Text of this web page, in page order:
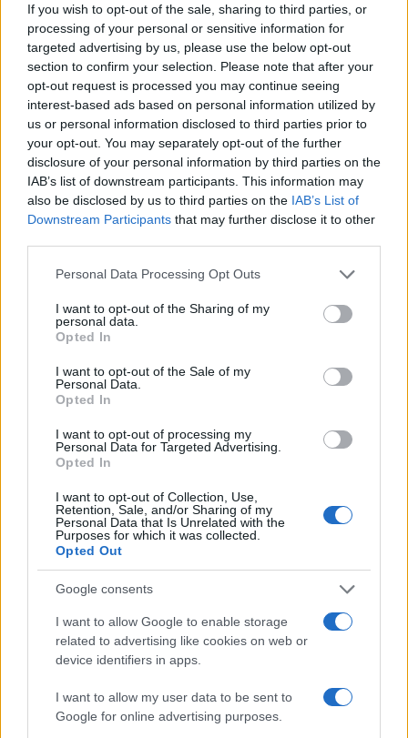
If you wish to opt-out of the sale, sharing to third parties, or
processing of your personal or sensitive information for
targeted advertising by us, please use the below opt-out
section to confirm your selection. Please note that after your
opt-out request is processed you may continue seeing
interest-based ads based on personal information utilized by
us or personal information disclosed to third parties prior to
your opt-out. You may separately opt-out of the further
disclosure of your personal information by third parties on the
IAB’s list of downstream participants. This information may
also be disclosed by us to third parties on the IAB’s List of
Downstream Participants that may further disclose it to other
Please note that this website/app uses one or more Google
not limited to your visit or usage behaviour. You may click to
grant or deny consent to Google and its third-party tags to
use your data for below specified purposes in below Google
consent section.
Personal Data Processing Opt Outs
I want to opt-out of the Sharing of my
personal data.
Opted In
I want to opt-out of the Sale of my
Personal Data.
Opted In
I want to opt-out of processing my
Personal Data for Targeted Advertising.
Opted In
I want to opt-out of Collection, Use,
Retention, Sale, and/or Sharing of my
Personal Data that Is Unrelated with the
Purposes for which it was collected.
Opted Out
Google consents
I want to allow Google to enable storage
related to advertising like cookies on web or
device identifiers in apps.
I want to allow my user data to be sent to
Google for online advertising purposes.
cliccandoqui
TEMI:
Capitaneria Di Porto Olbia.
Comandante Paolo Bianca
Dispersi Olbia
Fratelli Olbia
Giueppe Deinaa
Lorenzo Deiana
Notizie Gallura
Notizie Golfo Aranci
Notizie Olbia
Notizie Padru
Notizie Sardegna
Pescatori Olbia
Polizia Olbia
Ricerche Capo Figari
Scomparsi Olbia
Stivali Olbia
Vigili Del Fuoco Olbia
Zaino Olbia
Entra nel canale telegram di
Inviaci le tue segnalazioni,
i tuoi video e le tue foto
345 356 7512
Ricevi le nostre ultime news
daGoogle News
Condividi l'articolo